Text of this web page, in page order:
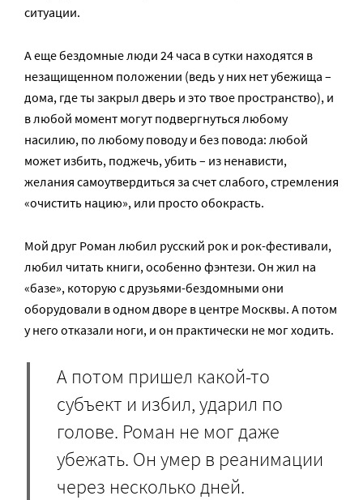
ситуации.
А еще бездомные люди 24 часа в сутки находятся в
незащищенном положении (ведь у них нет убежища –
дома, где ты закрыл дверь и это твое пространство), и
в любой момент могут подвергнуться любому
насилию, по любому поводу и без повода: любой
может избить, поджечь, убить – из ненависти,
желания самоутвердиться за счет слабого, стремления
«очистить нацию», или просто обокрасть.
Мой друг Роман любил русский рок и рок-фестивали,
любил читать книги, особенно фэнтези. Он жил на
«базе», которую с друзьями-бездомными они
оборудовали в одном дворе в центре Москвы. А потом
у него отказали ноги, и он практически не мог ходить.
А потом пришел какой-то
субъект и избил, ударил по
голове. Роман не мог даже
убежать. Он умер в реанимации
через несколько дней.